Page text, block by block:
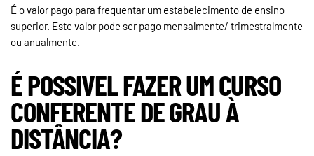
É o valor pago para frequentar um estabelecimento de ensino
superior. Este valor pode ser pago mensalmente/ trimestralmente
ou anualmente.
É POSSIVEL FAZER UM CURSO
CONFERENTE DE GRAU À
DISTÂNCIA?